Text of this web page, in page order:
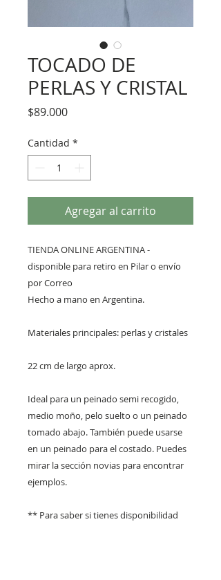
TOCADO DE
PERLAS Y CRISTAL
$89.000Precio
Cantidad *
Agregar al carrito
TIENDA ONLINE ARGENTINA -
disponible para retiro en Pilar o envío
por Correo
Hecho a mano en Argentina.
Materiales principales: perlas y cristales
22 cm de largo aprox.
Ideal para un peinado semi recogido,
medio moño, pelo suelto o un peinado
tomado abajo. También puede usarse
en un peinado para el costado. Puedes
mirar la sección novias para encontrar
ejemplos.
** Para saber si tienes disponibilidad